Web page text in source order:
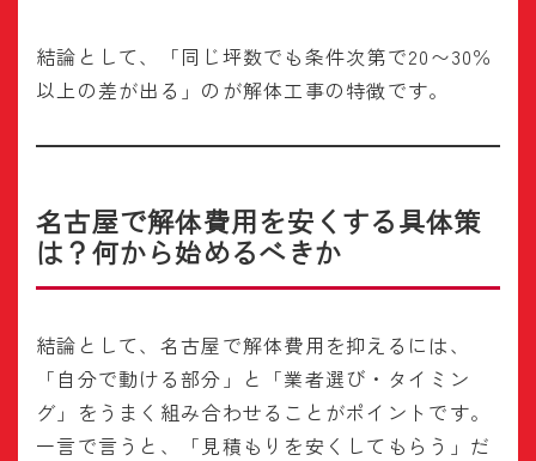
結論として、「同じ坪数でも条件次第で20〜30％
以上の差が出る」のが解体工事の特徴です。
名古屋で解体費用を安くする具体策
は？何から始めるべきか
結論として、名古屋で解体費用を抑えるには、
「自分で動ける部分」と「業者選び・タイミン
グ」をうまく組み合わせることがポイントです。
一言で言うと、「見積もりを安くしてもらう」だ